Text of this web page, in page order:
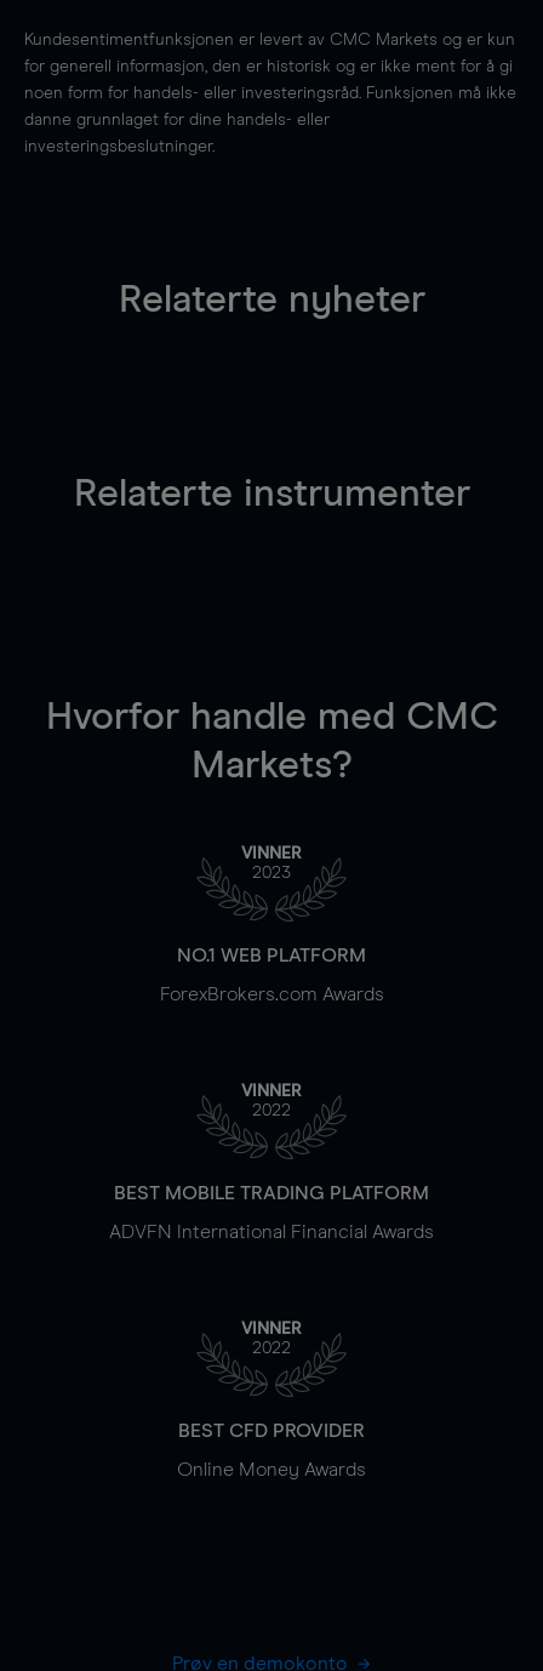
Kundesentimentfunksjonen er levert av CMC Markets og er kun
for generell informasjon, den er historisk og er ikke ment for å gi
noen form for handels- eller investeringsråd. Funksjonen må ikke
danne grunnlaget for dine handels- eller
investeringsbeslutninger.
Relaterte nyheter
Relaterte instrumenter
Hvorfor handle med CMC
Markets?
VINNER
2023
NO.1 WEB PLATFORM
ForexBrokers.com Awards
VINNER
2022
BEST MOBILE TRADING PLATFORM
ADVFN International Financial Awards
VINNER
2022
BEST CFD PROVIDER
Online Money Awards
Prøv en demokonto